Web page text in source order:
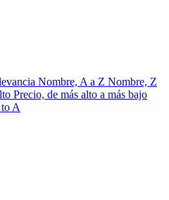
Nombre, A a Z Nombre, Z
Precio, de más alto a más bajo
to A